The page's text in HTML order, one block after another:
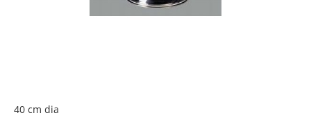
40 cm dia